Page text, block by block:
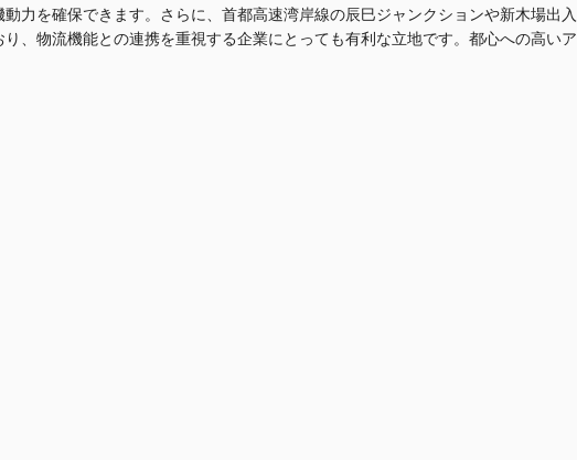
力を確保できます。さらに、首都高速湾岸線の辰巳ジャンクションや新木場出入
、物流機能との連携を重視する企業にとっても有利な立地です。都心への高いア